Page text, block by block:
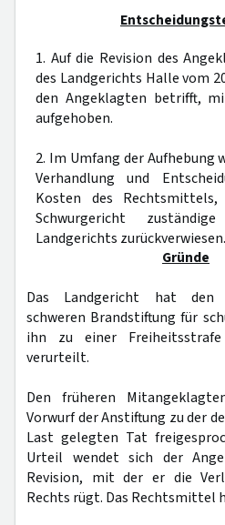
1. Auf die Revision des
des Landgerichts Halle vom
den Angeklagten betrifft,
aufgehoben.
2. Im Umfang der Aufhebung
Verhandlung und
Kosten des
Schwurgericht
Landgerichts zurückverwiesen.
Gründe
Das Landgericht hat den
schweren Brandstiftung für
ihn zu einer
verurteilt.
Den früheren
Vorwurf der Anstiftung zu der
Last gelegten Tat
Urteil wendet sich der
Revision, mit der er die
Rechts rügt. Das Rechtsmittel